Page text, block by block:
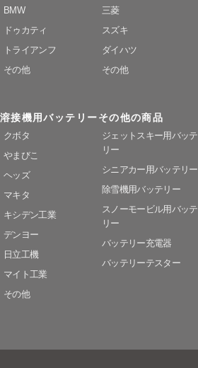
BMW
ドゥカティ
トライアンフ
その他
三菱
スズキ
ダイハツ
その他
溶接機用バッテリー
クボタ
やまびこ
ヘッズ
マキタ
キシデン工業
デンヨー
日立工機
マイト工業
その他
その他の商品
ジェットスキー用バッテ
リー
シニアカー用バッテリー
除雪機用バッテリー
スノーモービル用バッテ
リー
バッテリー充電器
バッテリーテスター